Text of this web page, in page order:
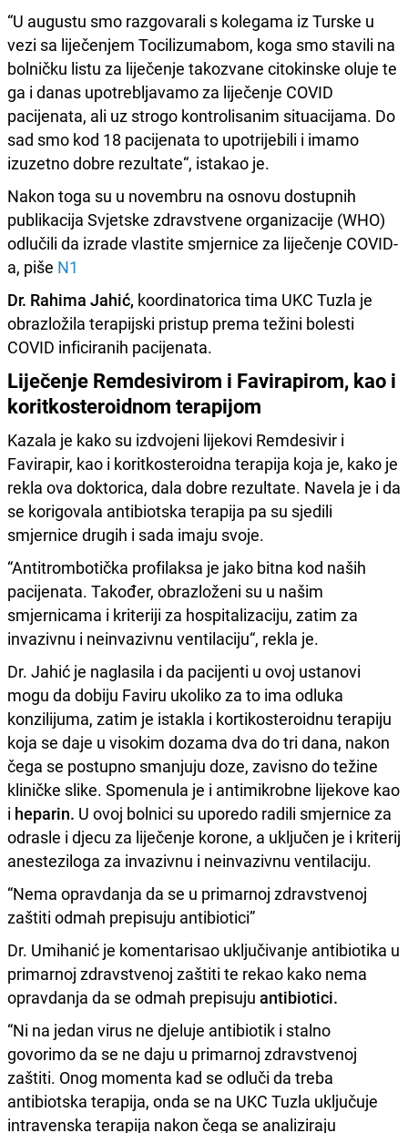
“U augustu smo razgovarali s kolegama iz Turske u
vezi sa liječenjem Tocilizumabom, koga smo stavili na
bolničku listu za liječenje takozvane citokinske oluje te
ga i danas upotrebljavamo za liječenje COVID
pacijenata, ali uz strogo kontrolisanim situacijama. Do
sad smo kod 18 pacijenata to upotrijebili i imamo
izuzetno dobre rezultate“, istakao je.
Nakon toga su u novembru na osnovu dostupnih
publikacija Svjetske zdravstvene organizacije (WHO)
odlučili da izrade vlastite smjernice za liječenje COVID-
a, piše N1
Dr. Rahima Jahić, koordinatorica tima UKC Tuzla je
obrazložila terapijski pristup prema težini bolesti
COVID inficiranih pacijenata.
Liječenje Remdesivirom i Favirapirom, kao i
koritkosteroidnom terapijom
Kazala je kako su izdvojeni lijekovi Remdesivir i
Favirapir, kao i koritkosteroidna terapija koja je, kako je
rekla ova doktorica, dala dobre rezultate. Navela je i da
se korigovala antibiotska terapija pa su sjedili
smjernice drugih i sada imaju svoje.
“Antitrombotička profilaksa je jako bitna kod naših
pacijenata. Također, obrazloženi su u našim
smjernicama i kriteriji za hospitalizaciju, zatim za
invazivnu i neinvazivnu ventilaciju“, rekla je.
Dr. Jahić je naglasila i da pacijenti u ovoj ustanovi
mogu da dobiju Faviru ukoliko za to ima odluka
konzilijuma, zatim je istakla i kortikosteroidnu terapiju
koja se daje u visokim dozama dva do tri dana, nakon
čega se postupno smanjuju doze, zavisno do težine
kliničke slike. Spomenula je i antimikrobne lijekove kao
i heparin. U ovoj bolnici su uporedo radili smjernice za
odrasle i djecu za liječenje korone, a uključen je i kriterij
anesteziloga za invazivnu i neinvazivnu ventilaciju.
“Nema opravdanja da se u primarnoj zdravstvenoj
zaštiti odmah prepisuju antibiotici”
Dr. Umihanić je komentarisao uključivanje antibiotika u
primarnoj zdravstvenoj zaštiti te rekao kako nema
opravdanja da se odmah prepisuju antibiotici.
“Ni na jedan virus ne djeluje antibiotik i stalno
govorimo da se ne daju u primarnoj zdravstvenoj
zaštiti. Onog momenta kad se odluči da treba
antibiotska terapija, onda se na UKC Tuzla uključuje
intravenska terapija nakon čega se analiziraju